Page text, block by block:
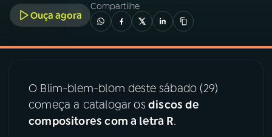
A RÁDIO
03PROGRAMAÇÃO
04 PROGRAMAS
PODCASTS
Ouça agora
Compartilhe
O Blim-blem-blom deste sábado (29)
começa a catalogar os discos de
compositores com a letra R.